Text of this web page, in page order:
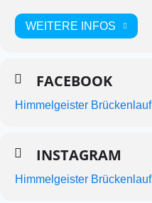
WEITERE INFOS
FACEBOOK
Himmelgeister Brückenlauf
INSTAGRAM
Himmelgeister Brückenlauf